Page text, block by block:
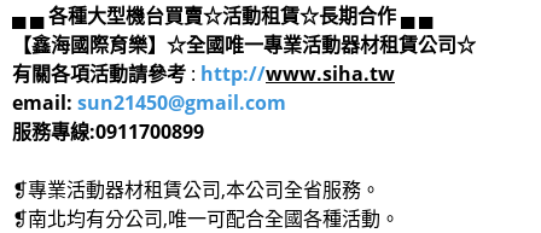
▄ ▄ 各種大型機台買賣☆活動租賃☆長期合作 ▄ ▄
【鑫海國際育樂】☆全國唯一專業活動器材租賃公司☆
有關各項活動請參考 : http://www.siha.tw
email: sun21450@gmail.com
服務專線:0911700899
❡專業活動器材租賃公司,本公司全省服務。
❡南北均有分公司,唯一可配合全國各種活動。